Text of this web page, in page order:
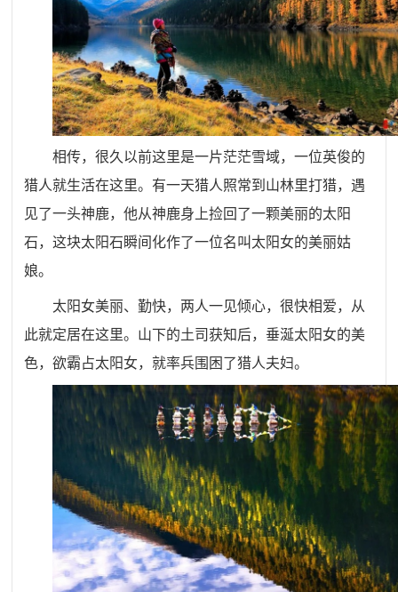
相传，很久以前这里是一片茫茫雪域，一位英俊的
猎人就生活在这里。有一天猎人照常到山林里打猎，遇
见了一头神鹿，他从神鹿身上捡回了一颗美丽的太阳
石，这块太阳石瞬间化作了一位名叫太阳女的美丽姑
娘。
太阳女美丽、勤快，两人一见倾心，很快相爱，从
此就定居在这里。山下的土司获知后，垂涎太阳女的美
色，欲霸占太阳女，就率兵围困了猎人夫妇。